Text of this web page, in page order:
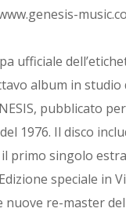
ufficiale
album in studio
pubblicato
1976. Il disco
primo singolo
speciale in
nuove re-master